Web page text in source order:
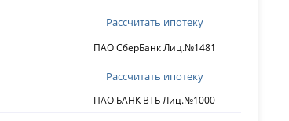
ПАО СберБанк Лиц.№1481
Рассчитать ипотеку
ПАО БАНК ВТБ Лиц.№1000
Рассчитать ипотеку